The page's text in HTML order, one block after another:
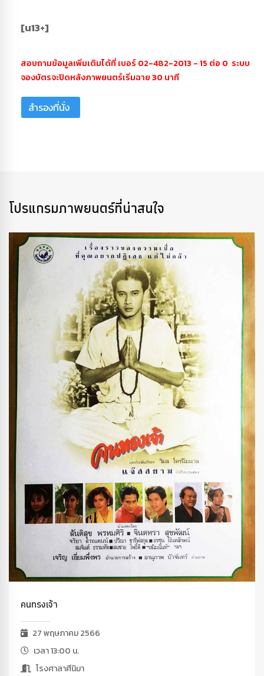
[น13+]
สอบถามข้อมูลเพิ่มเติมได้ที่ เบอร์ 02-482-2013 - 15 ต่อ 0 ระบบ
จองบัตรจะปิดหลังภาพยนตร์เริ่มฉาย 30 นาที
สำรองที่นั่ง
โปรแกรมภาพยนตร์ที่น่าสนใจ
คนทรงเจ้า
27 พฤษภาคม 2566
เวลา 13:00 น.
โรงศาลาศีนิมา